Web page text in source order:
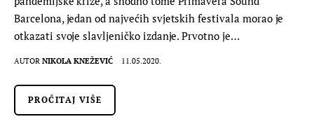
Barcelona, jedan od najvećih svjetskih festivala morao je
otkazati svoje slavljeničko izdanje. Prvotno je…
AUTOR NIKOLA KNEŽEVIĆ 11.05.2020.
PROČITAJ VIŠE